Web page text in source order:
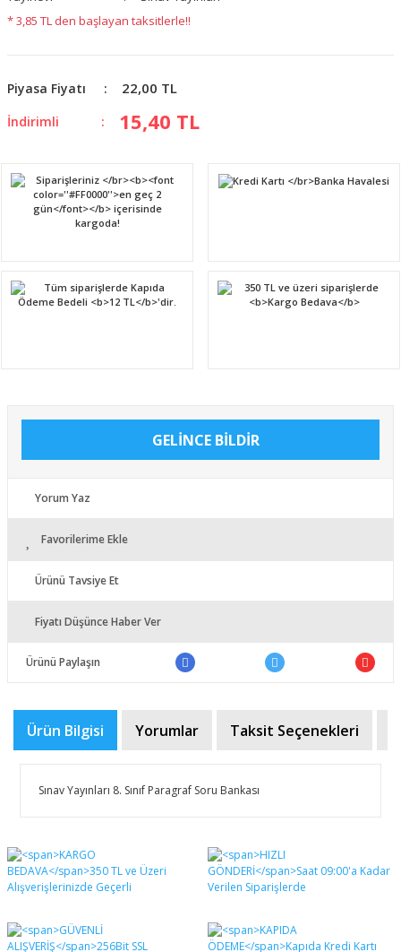
* 3,85 TL den başlayan taksitlerle!!
Piyasa Fiyatı 22,00 TL
İndirimli 15,40 TL
GELİNCE BİLDİR
Yorum Yaz
Favorilerime Ekle
Ürünü Tavsiye Et
Fiyatı Düşünce Haber Ver
Ürünü Paylaşın
Ürün Bilgisi Yorumlar Taksit Seçenekleri
Sınav Yayınları 8. Sınıf Paragraf Soru Bankası
Bu ürüne ilk yorumu siz yapın!
Yorum Yaz
Bu ürünün fiyat bilgisi, resim, ürün açıklamalarında ve
diğer konularda yetersiz gördüğünüz noktaları öneri
formunu kullanarak tarafımıza iletebilirsiniz.
Görüş ve önerileriniz için teşekkür ederiz.
Ürün resmi kalitesiz, bozuk veya görüntülenemiyor.